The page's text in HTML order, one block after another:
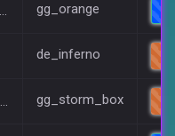
gg_orange
de_inferno
gg_storm_box